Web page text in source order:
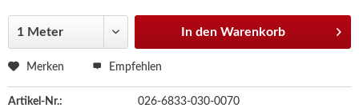
In den Warenkorb
Merken Empfehlen
Artikel-Nr.: 026-6833-030-0070